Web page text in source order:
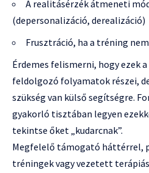
A realitásérzék átmeneti
(depersonalizáció, derealizáció)
Frusztráció, ha a tréning
Érdemes felismerni, hogy ezek
feldolgozó folyamatok részei,
szükség van külső segítségre.
gyakorló tisztában legyen
tekintse őket „kudarcnak”.
Megfelelő támogató háttérrel,
tréningek vagy vezetett